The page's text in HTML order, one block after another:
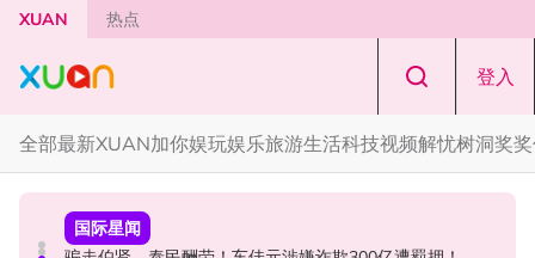
Skip to main content
XUAN 热点
登入
全部最新XUAN加你娱玩娱乐旅游生活科技视频解忧树洞奖
本地星闻
节庆
国际星闻